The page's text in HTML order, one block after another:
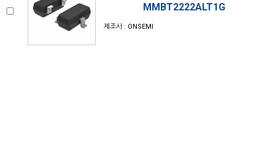
MMBT2222ALT1G
제조사 : ONSEMI